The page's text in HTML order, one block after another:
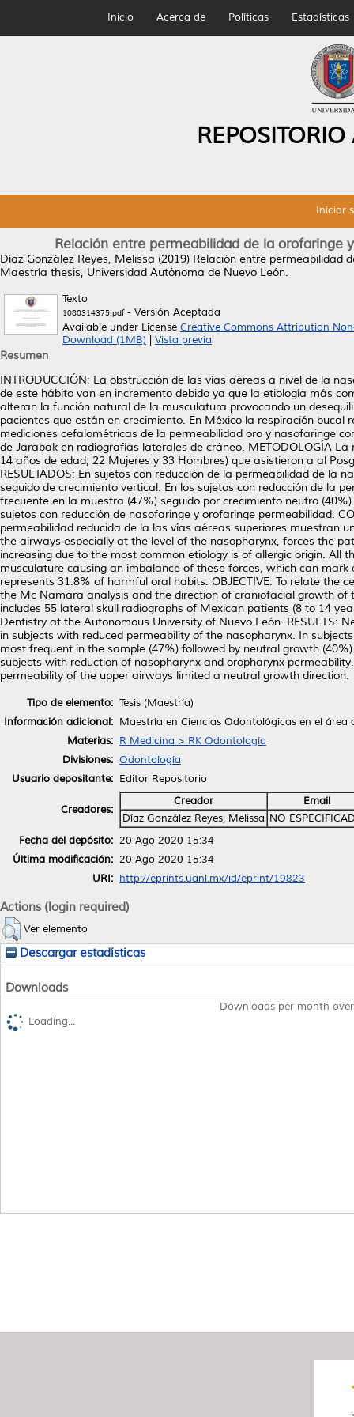
Inicio Acerca de Políticas Estadísticas
Iniciar
Relación entre permeabilidad de la orofaringe
Díaz González Reyes, Melissa (2019) Relación entre permeabilidad
Maestría thesis, Universidad Autónoma de Nuevo León.
Texto
1080314375.pdf- Versión Aceptada
Available under License Creative Commons Attribution
Download (1MB)
Vista previa
Resumen
INTRODUCCIÓN: La obstrucción de las vías aéreas a nivel de la
de este hábito van en incremento debido ya que la etiología más
alteran la función natural de la musculatura provocando un
pacientes que están en crecimiento. En México la respiración bucal
mediciones cefalométricas de la permeabilidad oro y nasofaringe
de Jarabak en radiografías laterales de cráneo. METODOLOGÍA
14 años de edad; 22 Mujeres y 33 Hombres) que asistieron a al
RESULTADOS: En sujetos con reducción de la permeabilidad de
seguido de crecimiento vertical. En los sujetos con reducción de la
frecuente en la muestra (47%) seguido por crecimiento neutro
sujetos con reducción de nasofaringe y orofaringe permeabilidad.
permeabilidad reducida de la las vías aéreas superiores muestran
the airways especially at the level of the nasopharynx, forces the
increasing due to the most common etiology is of allergic origin.
musculature causing an imbalance of these forces, which can
represents 31.8% of harmful oral habits. OBJECTIVE: To relate
the Mc Namara analysis and the direction of craniofacial growth of
includes 55 lateral skull radiographs of Mexican patients (8 to 14
Dentistry at the Autonomous University of Nuevo León.
in subjects with reduced permeability of the nasopharynx. In
most frequent in the sample (47%) followed by neutral growth
subjects with reduction of nasopharynx and oropharynx
permeability of the upper airways limited a neutral growth direction.
Tipo de elemento: Tesis (Maestría)
Información adicional: Maestría en Ciencias Odontológicas en el
Materias: R Medicina > RK Odontología
Divisiones: Odontología
Usuario depositante: Editor Repositorio
Creadores:
Creador
Email
Díaz González Reyes, Melissa NO
Fecha del depósito: 20 Ago 2020 15:34
Última modificación: 20 Ago 2020 15:34
URI: http://eprints.uanl.mx/id/eprint/19823
Actions (login required)
Ver elemento
Descargar estadísticas
Downloads
Downloads per month
Loading...